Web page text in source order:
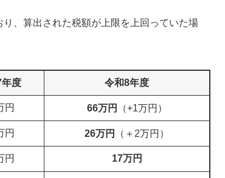
、算出された税額が上限を上回っていた場
度 令和8年度
円 66万円 （+1万円）
円 26万円 （＋2万円）
円 17万円